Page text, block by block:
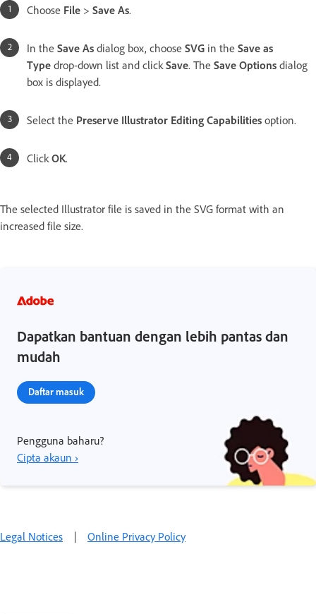
Choose File > Save As.
In the Save As dialog box, choose SVG in the Save as
Type drop-down list and click Save. The Save Options dialog
box is displayed.
Select the Preserve Illustrator Editing Capabilities option.
Click OK.
The selected Illustrator file is saved in the SVG format with an
increased file size.
Dapatkan bantuan dengan lebih pantas dan
mudah
Daftar masuk
Pengguna baharu?
Cipta akaun ›
Legal Notices | Online Privacy Policy